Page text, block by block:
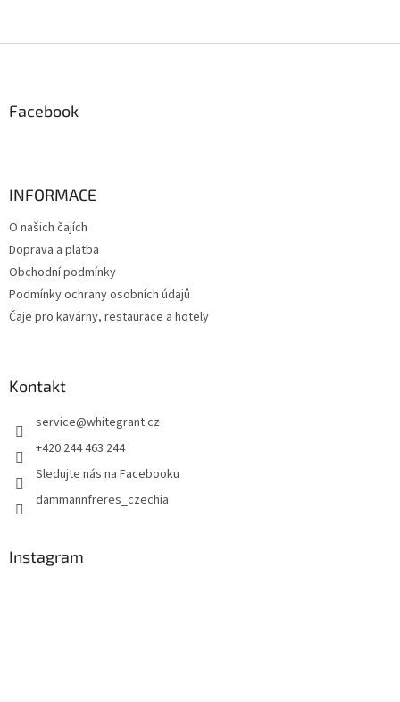
Facebook
INFORMACE
O našich čajích
Doprava a platba
Obchodní podmínky
Podmínky ochrany osobních údajů
Čaje pro kavárny, restaurace a hotely
Kontakt
service@whitegrant.cz
+420 244 463 244
Sledujte nás na Facebooku
dammannfreres_czechia
Instagram